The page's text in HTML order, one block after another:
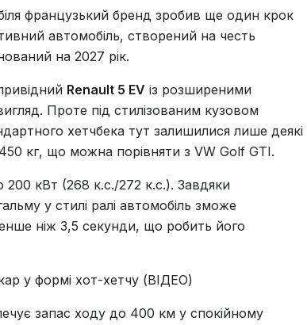
французький бренд зробив ще один крок
автомобіль, створений на честь
на 2027 рік.
Renault 5 EV із розширеними
Проте під стилізованим кузовом
хетчбека тут залишилися лише деякі
450 кг, що можна порівняти з VW Golf GTI.
кВт (268 к.с./272 к.с.). Завдяки
у стилі ралі автомобіль зможе
ніж 3,5 секунди, що робить його
запас ходу до 400 км у спокійному